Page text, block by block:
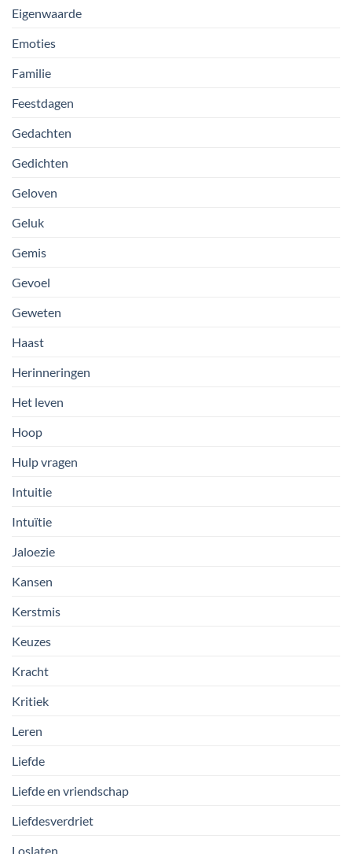
Eigenwaarde
Emoties
Familie
Feestdagen
Gedachten
Gedichten
Geloven
Geluk
Gemis
Gevoel
Geweten
Haast
Herinneringen
Het leven
Hoop
Hulp vragen
Intuitie
Intuïtie
Jaloezie
Kansen
Kerstmis
Keuzes
Kracht
Kritiek
Leren
Liefde
Liefde en vriendschap
Liefdesverdriet
Loslaten